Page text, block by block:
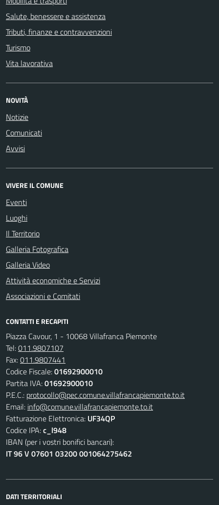
Salute, benessere e assistenza
Tributi, finanze e contravvenzioni
Turismo
Vita lavorativa
NOVITÀ
Notizie
Comunicati
Avvisi
VIVERE IL COMUNE
Eventi
Luoghi
Il Territorio
Galleria Fotografica
Galleria Video
Attività economiche e Servizi
Associazioni e Comitati
CONTATTI E RECAPITI
Piazza Cavour, 1 - 10068 Villafranca Piemonte
Tel:011.9807107
Fax:011.9807441
Codice Fiscale:01692900010
Partita IVA:01692900010
P.E.C.: protocollo@pec.comune.villafrancapiemonte.to.it
Email: info@comune.villafrancapiemonte.to.it
Fatturazione Elettronica: UF34QP
Codice IPA:c_l948
IBAN (per i vostri bonifici bancari):
IT 96 V 07601 03200 001064275462
DATI TERRITORIALI